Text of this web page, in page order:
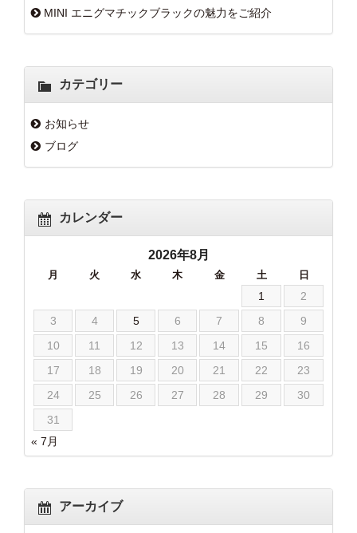
MINI エニグマチックブラックの魅力をご紹介
カテゴリー
お知らせ
ブログ
カレンダー
2026年8月
月 火 水 木 金 土 日
1
2
3
4 5 6 7 8
9
10
11 12 13 14 15
16
17
18 19 20 21 22
23
24
25 26 27 28 29
30
31
« 7月
アーカイブ